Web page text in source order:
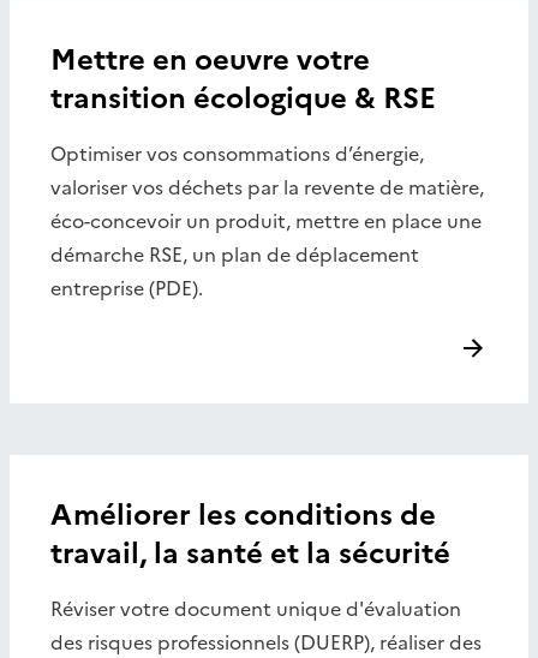
Mettre en oeuvre votre
transition écologique & RSE
Optimiser vos consommations d’énergie,
valoriser vos déchets par la revente de matière,
éco-concevoir un produit, mettre en place une
démarche RSE, un plan de déplacement
entreprise (PDE).
Améliorer les conditions de
travail, la santé et la sécurité
Réviser votre document unique d'évaluation
des risques professionnels (DUERP), réaliser des